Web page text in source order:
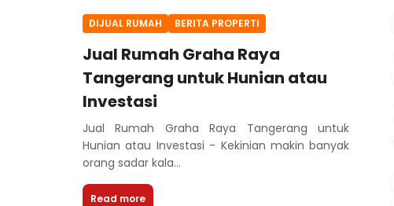
DIJUAL RUMAH BERITA PROPERTI
Jual Rumah Graha Raya
Tangerang untuk Hunian atau
Investasi
Jual Rumah Graha Raya Tangerang untuk
Hunian atau Investasi - Kekinian makin banyak
orang sadar kala...
Read more